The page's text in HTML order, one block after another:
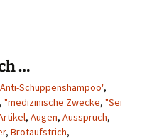
…
Schuppenshampoo",
, "medizinische Zwecke, "Sei
, Augen, Ausspruch,
, Brotaufstrich,